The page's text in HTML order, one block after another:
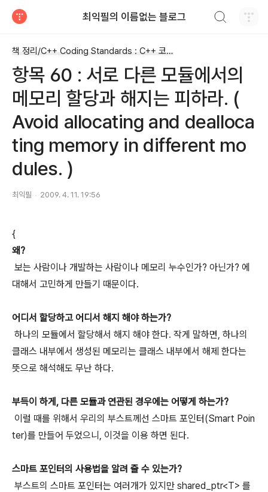
최익필의 이름없는 블로그
책 정리/C++ Coding Standards : C++ 코딩의 정석
항목 60 : 서로 다른 모듈에서의
메모리 할당과 해지는 피하라. (
Avoid allocating and dealloca
ting memory in different mo
dules. )
최익필 2009. 4. 11. 19:56
{
왜?
보는 사람이나 개발하는 사람이나 메모리 누수인가? 아닌가? 에
대해서 고민하게 만들기 때문이다.
어디서 할당하고 어디서 해지 해야 하는가?
하나의 모듈에서 할당해서 해지 해야 한다. 작게 말하면, 하나의
클래스 내부에서 생성된 메모리는 클래스 내부에서 해제 한다는
뜻으로 해석해도 무난 하다.
부득이 하게, 다른 모듈과 연관된 경우에는 어떻게 하는가?
이럴 때를 위해서 우리의 부스트께선 스마트 포인터(Smart Poin
ter)를 만들어 두었으니, 이것을 이용 하면 된다.
스마트 포인터의 사용법을 알려 줄 수 있는가?
부스트의 스마트 포인터는 여러개가 있지만 shared_ptr<T> 를